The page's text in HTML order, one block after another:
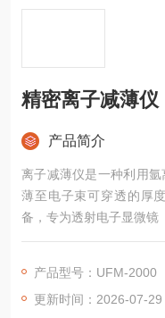
精密离子减薄仪
产品简介
离子减薄仪是一种利用
薄至电子束可穿透的厚
备，专为透射电子显微镜
产品型号：UFM-2000
更新时间：2026-07-29